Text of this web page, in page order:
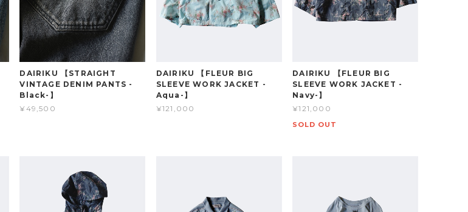
DAIRIKU 【STRAIGHT
VINTAGE DENIM PANTS -
Black-】
¥49,500
DAIRIKU 【FLEUR BIG
SLEEVE WORK JACKET -
Aqua-】
¥121,000
DAIRIKU 【FLEUR BIG
SLEEVE WORK JACKET -
Navy-】
¥121,000
SOLD OUT